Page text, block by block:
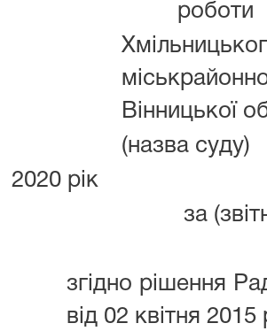
роботи
Вінницької
(назва суду)
2020 рік
за
згідно рішення
від 02 квітня 2015